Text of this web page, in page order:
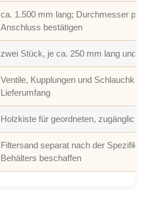
ca. 1.500 mm lang; Durchmesser
Anschluss bestätigen
zwei Stück, je ca. 250 mm lang
Ventile, Kupplungen und
Lieferumfang
Holzkiste für geordneten,
Filtersand separat nach der
Behälters beschaffen